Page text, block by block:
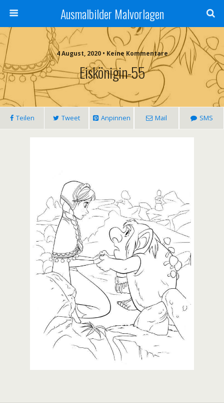
Ausmalbilder Malvorlagen
4 August, 2020 • Keine Kommentare
Eiskönigin-55
Teilen Tweet Anpinnen Mail SMS